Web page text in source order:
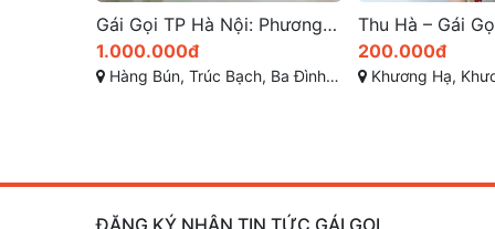
Gái Gọi TP Hà Nội: Phương Trình Em Gái Xinh Teen Quyến Rũ Đa Tình – Hàng Gái Gọi Cao Cấp Mới Lên Sóng VIP
1.000.000đ
Hàng Bún, Trúc Bạch, Ba Đình, Hà Nội
200.000đ
Khương Hạ, Khương